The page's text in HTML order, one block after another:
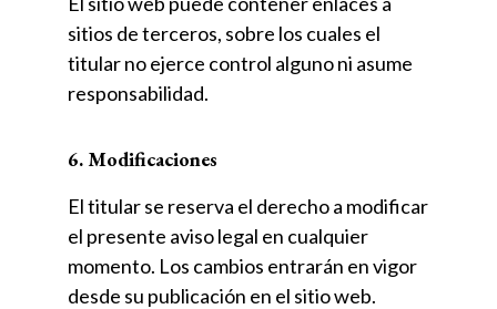
sitios de terceros, sobre los cuales el
titular no ejerce control alguno ni asume
responsabilidad.
6. Modificaciones
El titular se reserva el derecho a modificar
el presente aviso legal en cualquier
momento. Los cambios entrarán en vigor
desde su publicación en el sitio web.